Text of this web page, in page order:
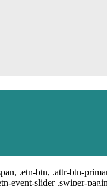
.etn-btn, .attr-btn-
event-slider .swiper-